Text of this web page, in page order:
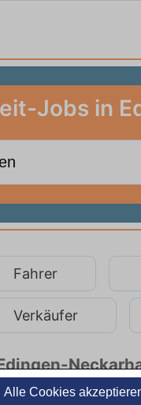
Alle Cookies
Jobs in
Fahrer
Verkäufer
in vielen Branchen.